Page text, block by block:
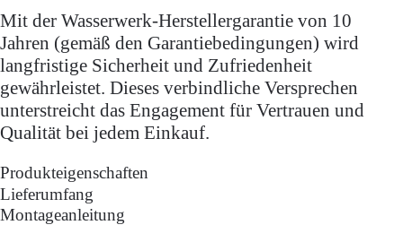
Mit der Wasserwerk-Herstellergarantie von 10
Jahren (gemäß den Garantiebedingungen) wird
langfristige Sicherheit und Zufriedenheit
gewährleistet. Dieses verbindliche Versprechen
unterstreicht das Engagement für Vertrauen und
Qualität bei jedem Einkauf.
Produkteigenschaften
Lieferumfang
Montageanleitung